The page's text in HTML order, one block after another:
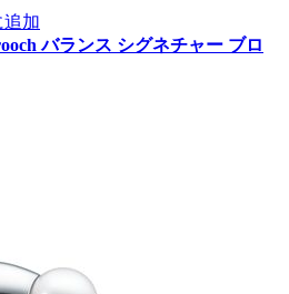
加
バランス シグネチャー ブロ